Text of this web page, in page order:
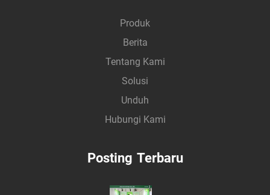
Produk
Berita
Tentang Kami
Solusi
Unduh
Hubungi Kami
Posting Terbaru